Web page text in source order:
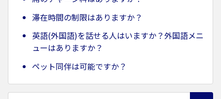
滞在時間の制限はありますか？
英語(外国語)を話せる人はいますか？外国語メニ
ューはありますか？
ペット同伴は可能ですか？